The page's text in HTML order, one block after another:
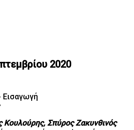
2020
Εισαγωγή
Κουλούρης, Σπύρος Ζακυνθινός